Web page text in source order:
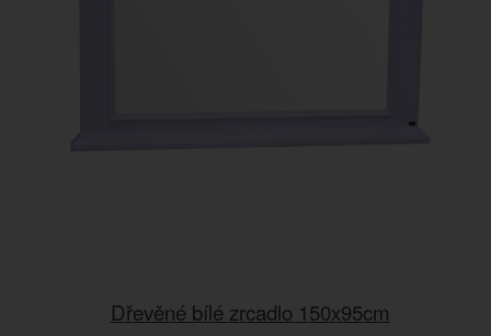
Dřevěné bílé zrcadlo 150x95cm